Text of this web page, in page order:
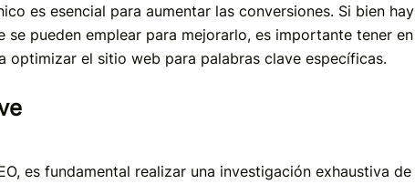
es esencial para aumentar las conversiones. Si bien hay
pueden emplear para mejorarlo, es importante tener en
optimizar el sitio web para palabras clave específicas.
es fundamental realizar una investigación exhaustiva de